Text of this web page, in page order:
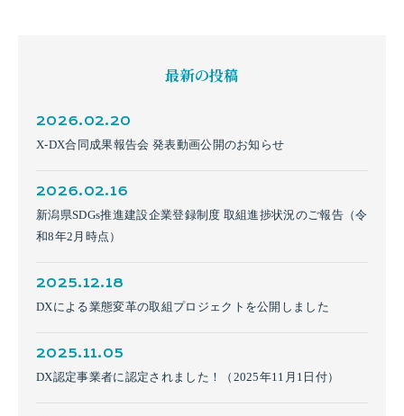
最新の投稿
X-DX合同成果報告会 発表動画公開のお知らせ
2026.02.20
新潟県SDGs推進建設企業登録制度 取組進捗状況のご報告（令
和8年2月時点）
2026.02.16
DXによる業態変革の取組プロジェクトを公開しました
2025.12.18
DX認定事業者に認定されました！（2025年11月1日付）
2025.11.05